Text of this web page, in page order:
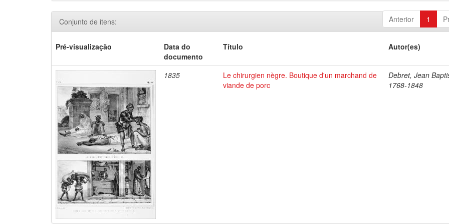
Anterior 1
Conjunto de itens:
Pré-visualização
Data do
documento
Título Autor(es)
1835
Le chirurgien nègre. Boutique d'un marchand de
viande de porc
Debret, Jean
1768-1848